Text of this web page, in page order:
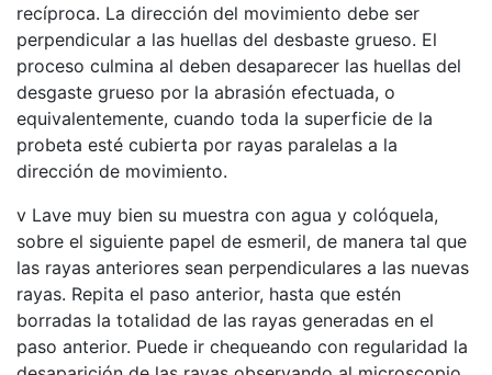
recíproca. La dirección del movimiento debe ser
perpendicular a las huellas del desbaste grueso. El
proceso culmina al deben desaparecer las huellas del
desgaste grueso por la abrasión efectuada, o
equivalentemente, cuando toda la superficie de la
probeta esté cubierta por rayas paralelas a la
dirección de movimiento.
v Lave muy bien su muestra con agua y colóquela,
sobre el siguiente papel de esmeril, de manera tal que
las rayas anteriores sean perpendiculares a las nuevas
rayas. Repita el paso anterior, hasta que estén
borradas la totalidad de las rayas generadas en el
paso anterior. Puede ir chequeando con regularidad la